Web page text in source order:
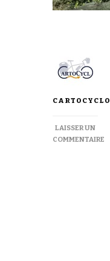
CARTOCYCLO
LAISSER UN
COMMENTAIRE